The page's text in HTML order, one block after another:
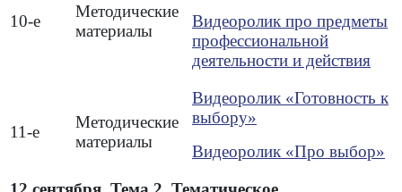
10-е
Методические
материалы
Видеоролик про предметы
профессиональной
деятельности и действия
11-е
Методические
материалы
Видеоролик «Готовность к
выбору»
Видеоролик «Про выбор»